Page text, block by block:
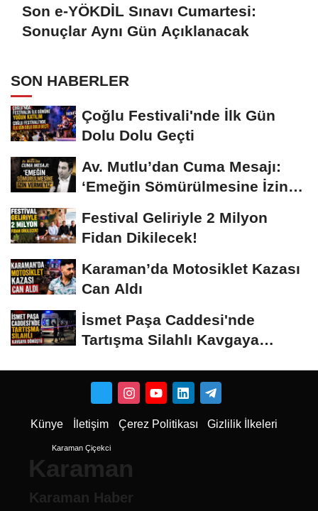
Son e-YÖKDİL Sınavı Cumartesi:
Sonuçlar Aynı Gün Açıklanacak
SON HABERLER
Çoğlu Festivali'nde İlk Gün
Dolu Dolu Geçti
Av. Mutlu’dan Cuma Mesajı:
‘Emeğin Sömürülmesine İzin
Festival Geliriyle 2 Milyon
Fidan Dikilecek!
Karaman’da Motosiklet Kazası
Can Aldı
İsmet Paşa Caddesi'nde
Tartışma Silahlı Kavgaya
Künye İletişim Çerez Politikası Gizlilik İlkeleri
Karaman Çiçekci
Karaman
Karaman Haber